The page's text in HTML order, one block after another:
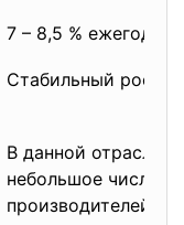
7 – 8,5 % ежегодно
Стабильный рост
В данной отрасли
небольшое число
производителей